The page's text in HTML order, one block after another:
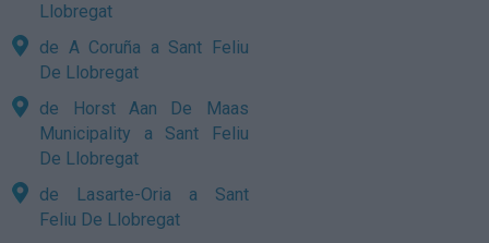
Llobregat
de A Coruña a Sant Feliu
De Llobregat
de Horst Aan De Maas
Municipality a Sant Feliu
De Llobregat
de Lasarte-Oria a Sant
Feliu De Llobregat